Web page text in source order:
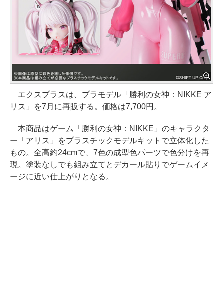
エクスプラスは、プラモデル「勝利の女神：NIKKE ア
リス」を7月に再販する。価格は7,700円。
本商品はゲーム「勝利の女神：NIKKE」のキャラクタ
ー「アリス」をプラスチックモデルキットで立体化した
もの。全高約24cmで、7色の成型色パーツで色分けを再
現。塗装なしでも組み立てとデカール貼りでゲームイメ
ージに近い仕上がりとなる。